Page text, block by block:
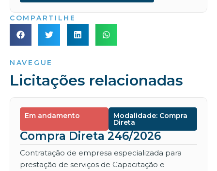
COMPARTILHE
NAVEGUE
Licitações relacionadas
Em andamento Modalidade: Compra
Direta
Compra Direta 246/2026
Contratação de empresa especializada para
prestação de serviços de Capacitação e